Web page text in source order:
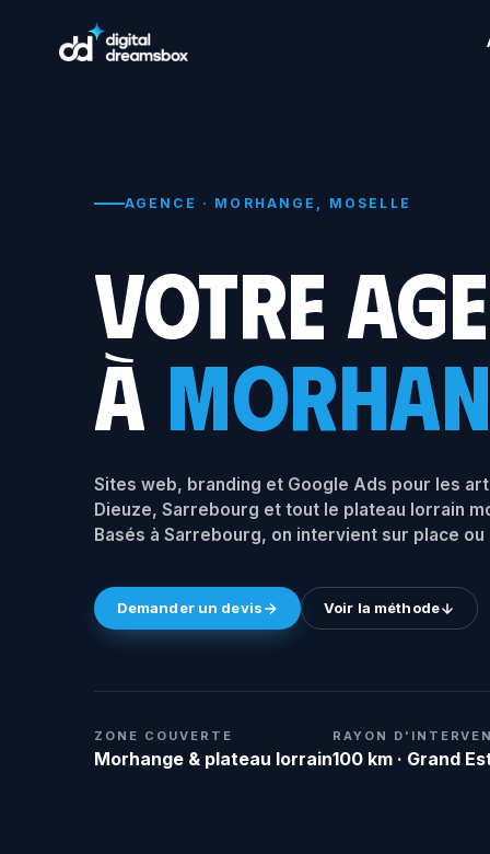
AGENCE · MORHANGE, MOSELLE
VOTRE
À
Sites web, branding et Google Ads pour les
Dieuze, Sarrebourg et tout le plateau lorrain
Basés à Sarrebourg, on intervient sur place ou
Demander un devis Voir la méthode
ZONE COUVERTE
Morhange & plateau lorrain
RAYON
100 km · Grand